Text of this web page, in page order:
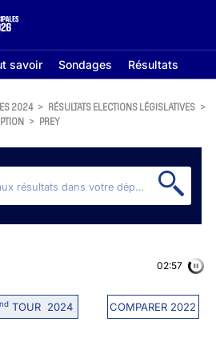
savoir Sondages Résultats
2024 > RÉSULTATS ELECTIONS LÉGISLATIVES >
> PREY
ndTOUR 2024 COMPARER 2022
02:56